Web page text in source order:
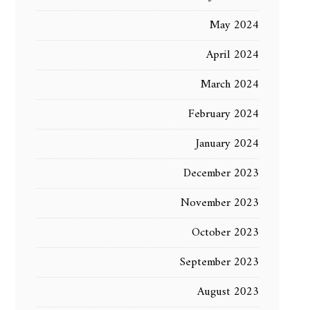
May 2024
April 2024
March 2024
February 2024
January 2024
December 2023
November 2023
October 2023
September 2023
August 2023